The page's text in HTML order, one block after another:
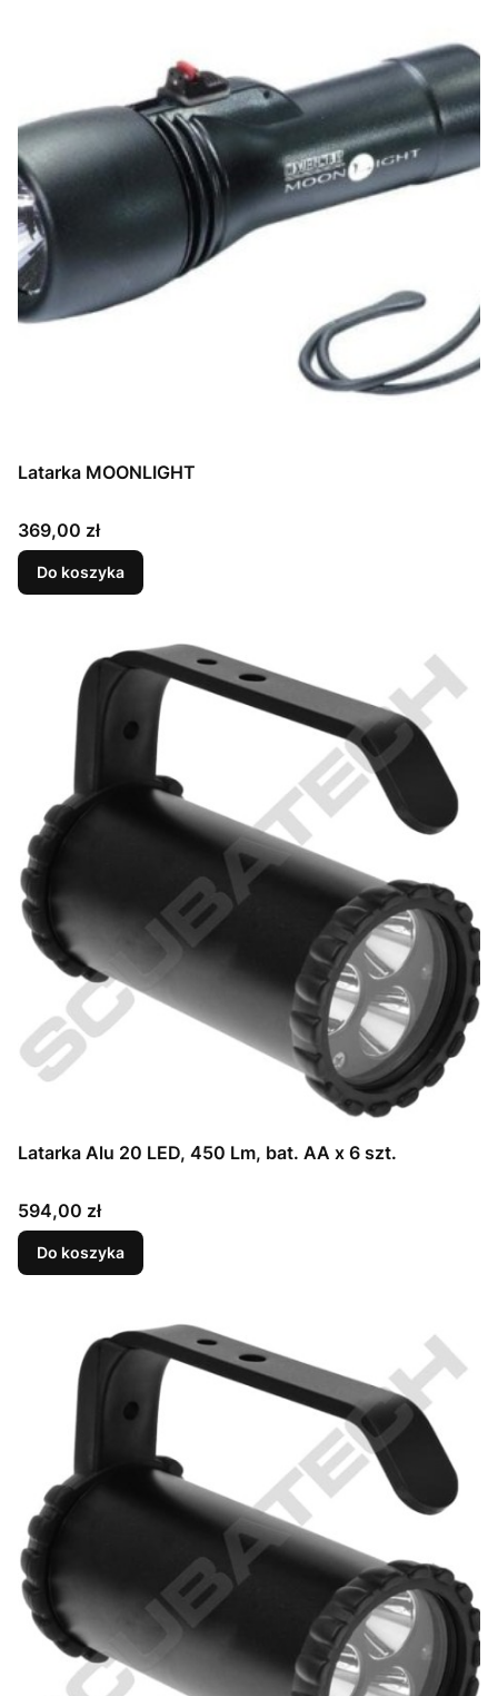
Latarka MOONLIGHT
Cena
369,00 zł
Do koszyka
Latarka Alu 20 LED, 450 Lm, bat. AA x 6 szt.
Cena
594,00 zł
Do koszyka